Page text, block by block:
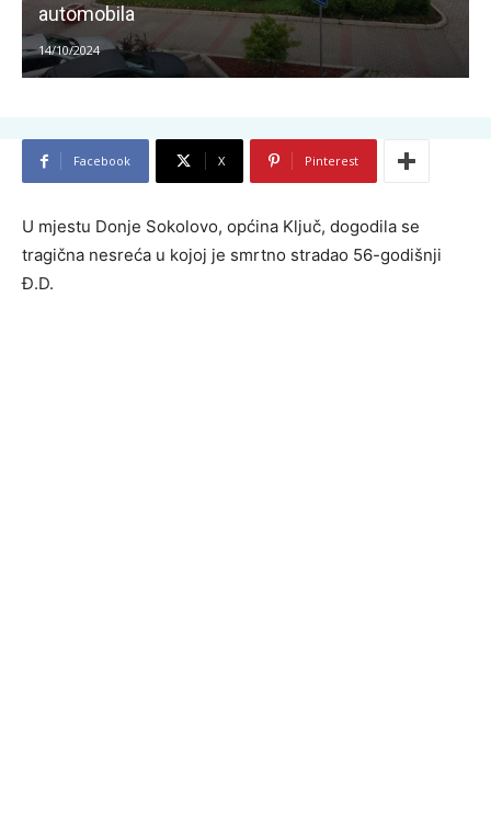
automobila
14/10/2024
Facebook X Pinterest
U mjestu Donje Sokolovo, općina Ključ, dogodila se
tragična nesreća u kojoj je smrtno stradao 56-godišnji
Đ.D.